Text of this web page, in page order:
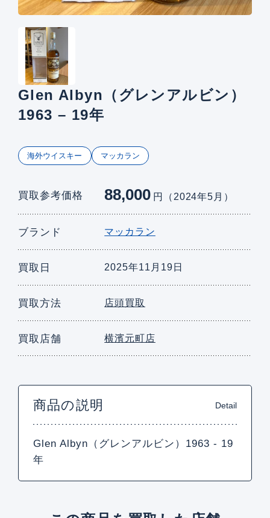
Glen Albyn（グレンアルビン）
1963 – 19年
海外ウイスキー マッカラン
買取参考価格 88,000 円（2024年5月）
ブランド マッカラン
買取日 2025年11月19日
買取方法 店頭買取
買取店舗 横濱元町店
商品の説明 Detail
Glen Albyn（グレンアルビン）1963 - 19
年